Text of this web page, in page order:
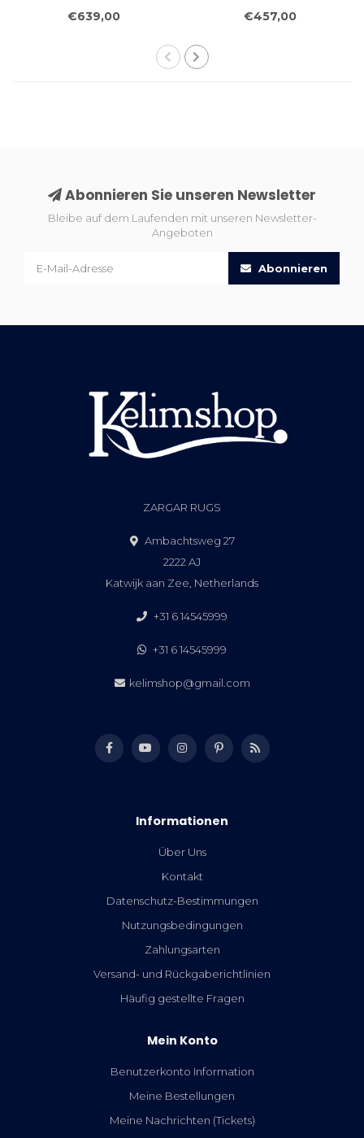
Wolle Kelim Teppich
€639,00
Moderner Woll-Kelim-
€457,00
Abonnieren Sie unseren Newsletter
Bleibe auf dem Laufenden mit unseren Newsletter-
Angeboten
Abonnieren
ZARGAR RUGS
Ambachtsweg 27
2222 AJ
Katwijk aan Zee, Netherlands
+31 6 14545999
+31 6 14545999
kelimshop@gmail.com
Informationen
Über Uns
Kontakt
Datenschutz-Bestimmungen
Nutzungsbedingungen
Zahlungsarten
Versand- und Rückgaberichtlinien
Häufig gestellte Fragen
Mein Konto
Benutzerkonto Information
Meine Bestellungen
Meine Nachrichten (Tickets)